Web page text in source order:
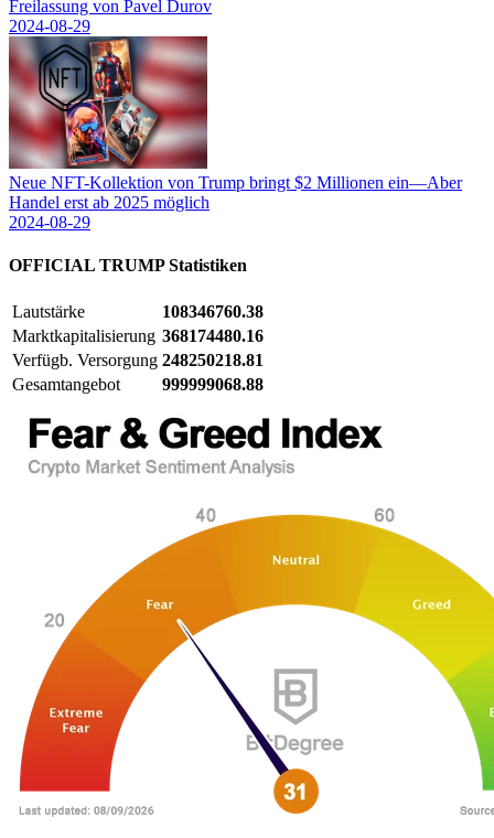
Freilassung von Pavel Durov
2024-08-29
Neue NFT-Kollektion von Trump bringt $2 Millionen ein—Aber
Handel erst ab 2025 möglich
2024-08-29
OFFICIAL TRUMPStatistiken
Lautstärke
108346760.38
Marktkapitalisierung 368174480.16
Verfügb. Versorgung 248250218.81
Gesamtangebot
999999068.88